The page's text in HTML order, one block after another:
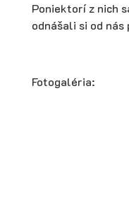
Poniektorí z nich
odnášali si od nás
Fotogaléria: